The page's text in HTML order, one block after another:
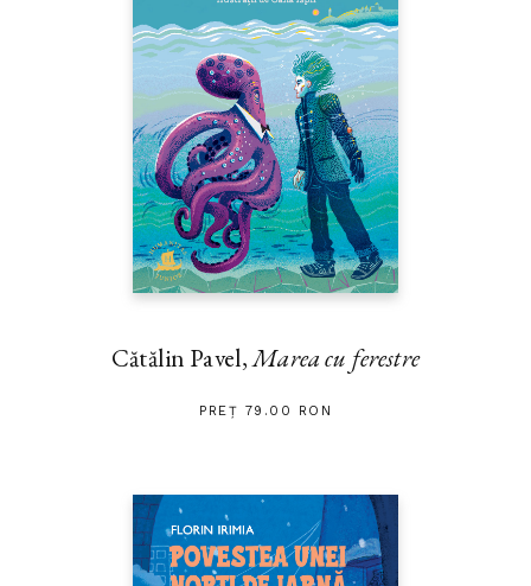
Cătălin Pavel,Marea cu ferestre
PREȚ 79.00 RON